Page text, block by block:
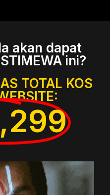
akan dapat
ini?
TOTAL KOS